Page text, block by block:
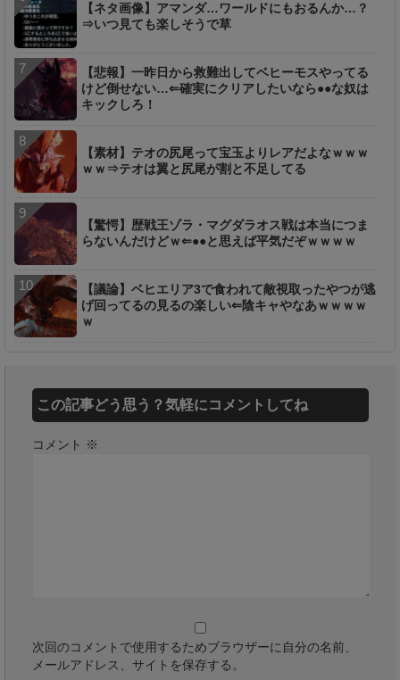
【ネタ画像】アマンダ…ワールドにもおるんか…？
⇒いつ見ても楽しそうで草
【悲報】一昨日から救難出してベヒーモスやってる
けど倒せない…⇐確実にクリアしたいなら●●な奴は
キックしろ！
【素材】テオの尻尾って宝玉よりレアだよなｗｗｗ
ｗｗ⇒テオは翼と尻尾が割と不足してる
【驚愕】歴戦王ゾラ・マグダラオス戦は本当につま
らないんだけどｗ⇐●●と思えば平気だぞｗｗｗｗ
【議論】ベヒエリア3で食われて敵視取ったやつが逃
げ回ってるの見るの楽しい⇐陰キャやなあｗｗｗｗ
ｗ
この記事どう思う？気軽にコメントしてね
コメント ※
次回のコメントで使用するためブラウザーに自分の名前、
メールアドレス、サイトを保存する。